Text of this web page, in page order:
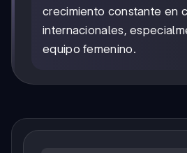
crecimiento constante en
internacionales,
equipo femenino.